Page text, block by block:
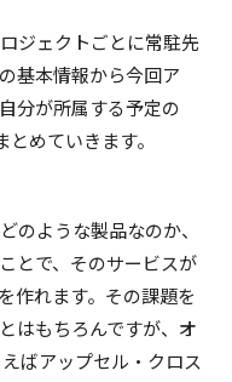
ジェクトごとに常駐先
基本情報から今回ア
分が所属する予定の
めていきます。
のような製品なのか、
とで、そのサービスが
作れます。その課題を
はもちろんですが、オ
ばアップセル・クロス